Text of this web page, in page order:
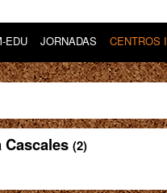
EDU JORNADAS CENTROS
(2)